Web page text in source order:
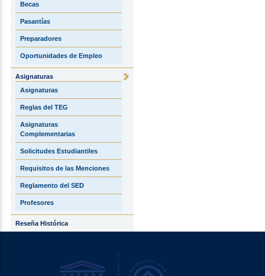
Becas
Pasantías
Preparadores
Oportunidades de Empleo
Asignaturas
Asignaturas
Reglas del TEG
Asignaturas
Complementarias
Solicitudes Estudiantiles
Requisitos de las Menciones
Reglamento del SED
Profesores
Reseña Histórica